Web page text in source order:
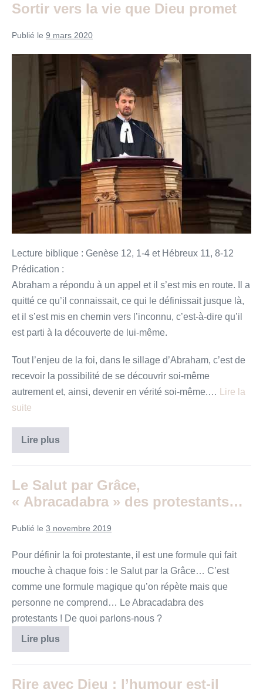
?
Sortir vers la vie que Dieu promet
Publié le 9 mars 2020
Lecture biblique : Genèse 12, 1-4 et Hébreux 11, 8-12
Prédication :
Abraham a répondu à un appel et il s’est mis en route. Il a
quitté ce qu’il connaissait, ce qui le définissait jusque là,
et il s’est mis en chemin vers l’inconnu, c’est-à-dire qu’il
est parti à la découverte de lui-même.
Tout l’enjeu de la foi, dans le sillage d’Abraham, c’est de
recevoir la possibilité de se découvrir soi-même
autrement et, ainsi, devenir en vérité soi-même.…
Lire la
suite
Lire plusSortir
vie
Dieu
promet
Le Salut par Grâce,
« Abracadabra » des protestants…
Publié le 3 novembre 2019
Pour définir la foi protestante, il est une formule qui fait
mouche à chaque fois : le Salut par la Grâce… C’est
comme une formule magique qu’on répète mais que
personne ne comprend… Le Abracadabra des
protestants ! De quoi parlons-nous ?
Lire plusLe
Grâce,
des
Rire avec Dieu : l’humour est-il